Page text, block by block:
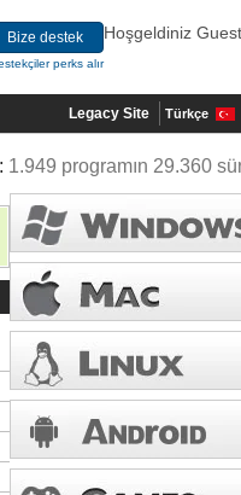
Bize destek
perks alır
Hoşgeldiniz
Legacy Site Türkçe
1.949 programın 29.360